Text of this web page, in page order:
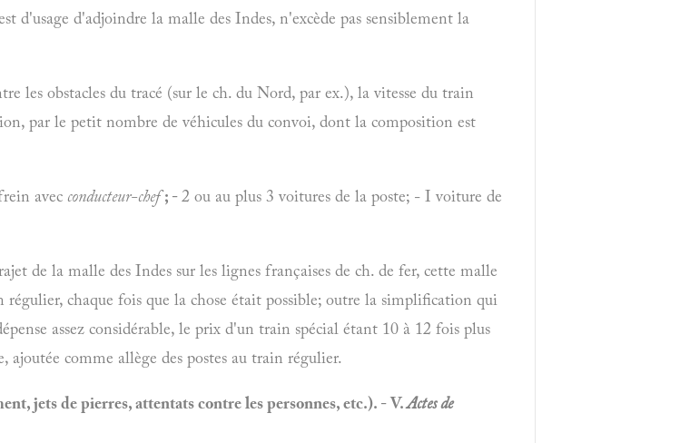
d'usage d'adjoindre la malle des Indes, n'excède pas sensiblement la
les obstacles du tracé (sur le ch. du Nord, par ex.), la vitesse du train
par le petit nombre de véhicules du convoi, dont la composition est
avec conducteur-chef ; -2 ou au plus 3 voitures de la poste; - I voiture de
de la malle des Indes sur les lignes françaises de ch. de fer, cette malle
chaque fois que la chose était possible; outre la simplification qui
assez considérable, le prix d'un train spécial étant 10 à 12 fois plus
comme allège des postes au train régulier.
jets de pierres, attentats contre les personnes, etc.). - V.Actes de